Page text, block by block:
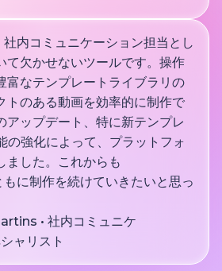
内コミュニケーション担当とし
て欠かせないツールです。操作
富なテンプレートライブラリの
トのある動画を効率的に制作で
アップデート、特に新テンプレ
の強化によって、プラットフォ
ました。これからも
に制作を続けていきたいと思っ
• 社内コミュニケ
ャリスト